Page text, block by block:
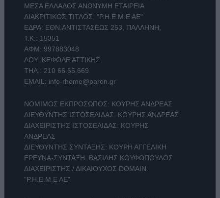
ΜΕΣΑ ΕΛΛΑΔΟΣ ΑΝΩΝΥΜΗ ΕΤΑΙΡΕΙΑ
ΔΙΑΚΡΙΤΙΚΟΣ ΤΙΤΛΟΣ: "Ρ.Η.Ε.Μ.Ε ΑΕ"
ΕΔΡΑ: ΕΘΝ.ΑΝΤΙΣΤΑΣΕΩΣ 253, ΠΑΛΛΗΝΗ,
Τ.Κ.: 15351
ΑΦΜ: 997883048
ΔΟΥ: ΚΕΦΟΔΕ ΑΤΤΙΚΗΣ
ΤΗΛ.: 210 66.65.669
EMAIL: info-rheme@paron.gr
ΝΟΜΙΜΟΣ ΕΚΠΡΟΣΩΠΟΣ: ΚΟΥΡΗΣ ΑΝΔΡΕΑΣ
ΔΙΕΥΘΥΝΤΗΣ ΙΣΤΟΣΕΛΙΔΑΣ: ΚΟΥΡΗΣ ΑΝΔΡΕΑΣ
ΔΙΑΧΕΙΡΙΣΤΗΣ ΙΣΤΟΣΕΛΙΔΑΣ: ΚΟΥΡΗΣ
ΑΝΔΡΕΑΣ
ΔΙΕΥΘΥΝΤΗΣ ΣΥΝΤΑΞΗΣ: ΚΟΥΡΗ ΑΓΓΕΛΙΚΗ
ΕΡΕΥΝΑ-ΣΥΝΤΑΞΗ: ΒΑΣΙΛΗΣ ΚΟΥΦΟΠΟΥΛΟΣ
ΔΙΑΧΕΙΡΙΣΤΗΣ / ΔΙΚΑΙΟΥΧΟΣ DOMAIN:
"Ρ.Η.Ε.Μ.Ε ΑΕ"